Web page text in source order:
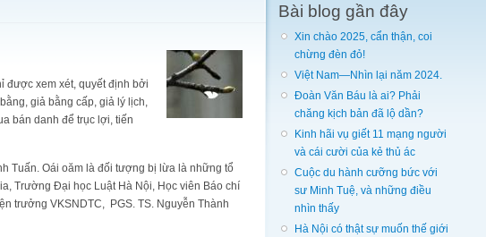
được xem xét, quyết định bởi
giả bằng cấp, giả lý lịch,
bán danh để trục lợi, tiến
Tuấn. Oái oăm là đối tượng bị lừa là những tổ
Trường Đại học Luật Hà Nội, Học viên Báo chí
trưởng VKSNDTC, PGS. TS. Nguyễn Thành
Bài blog gần đây
Xin chào 2025, cẩn thận, coi
chừng đèn đỏ!
Việt Nam—Nhìn lại năm 2024.
Đoàn Văn Báu là ai? Phải
chăng kịch bản đã lộ dần?
Kinh hãi vụ giết 11 mạng người
và cái cười của kẻ thủ ác
Cuộc du hành cưỡng bức với
sư Minh Tuệ, và những điều
nhìn thấy
Hà Nội có thật sự muốn thế giới